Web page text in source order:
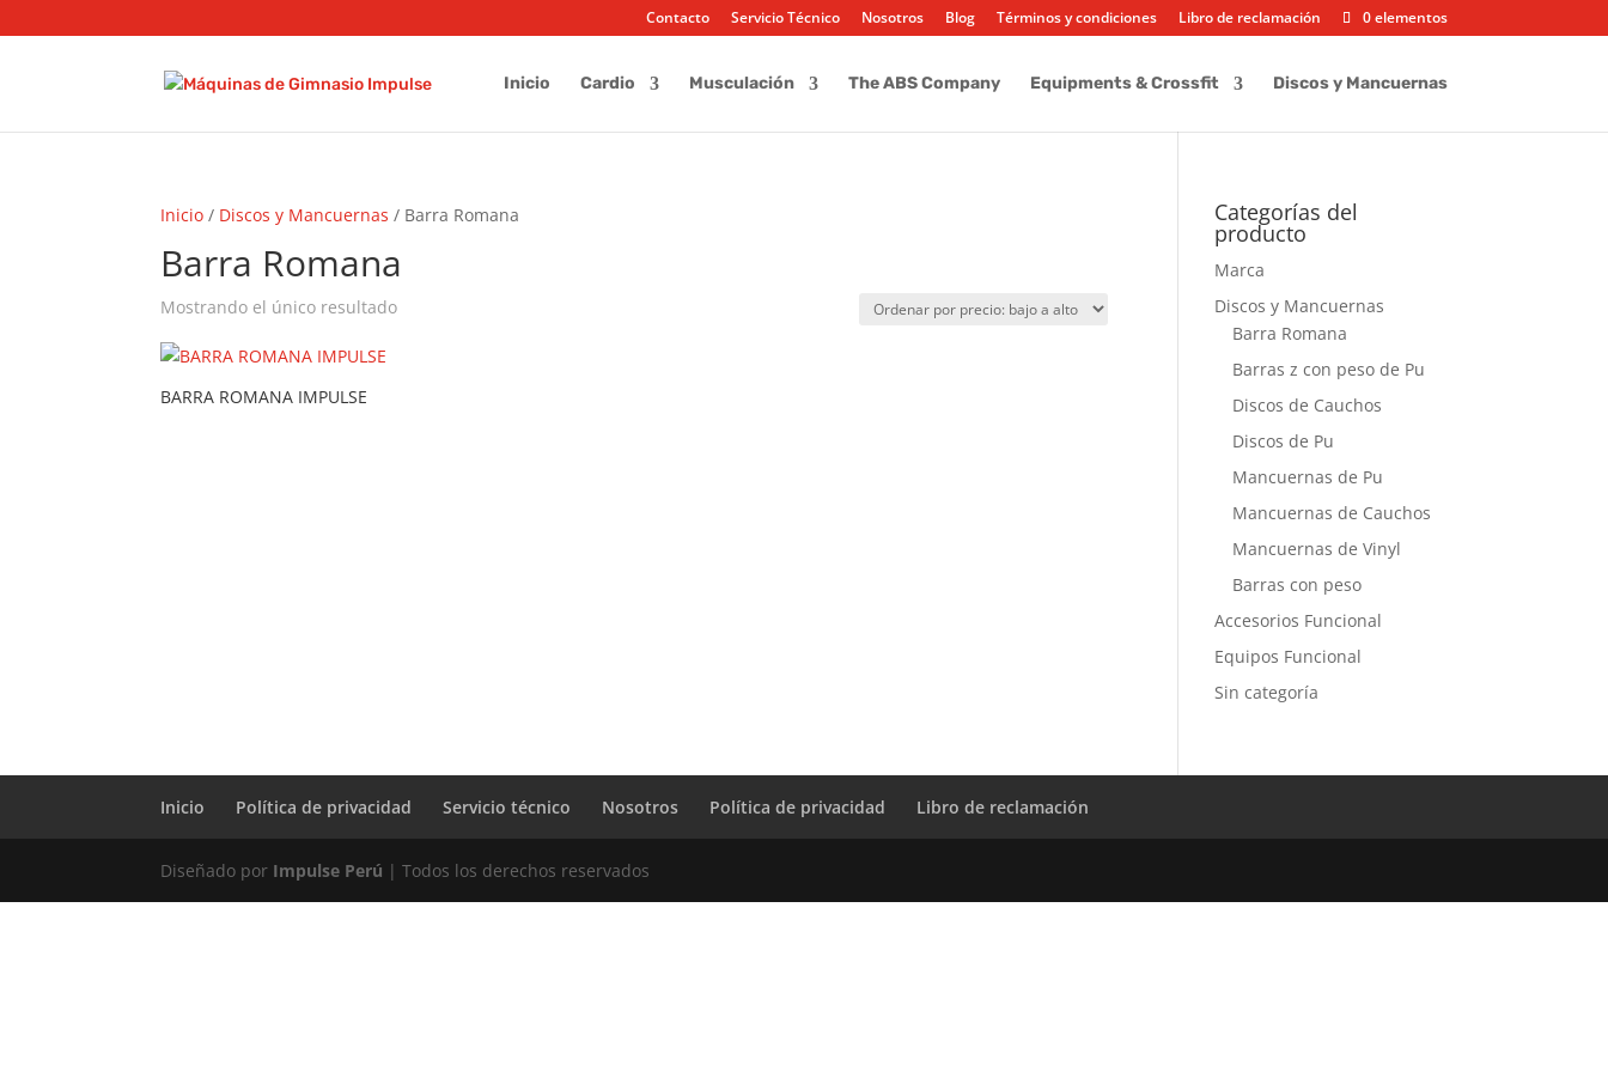
Contacto Servicio Técnico Nosotros Blog Términos y condiciones Libro de reclamación 0 elementos
Inicio Cardio Musculación The ABS Company Equipments & Crossfit Discos y Mancuernas
Inicio / Discos y Mancuernas / Barra Romana
Barra Romana
Mostrando el único resultado
BARRA ROMANA IMPULSE
Categorías del
producto
Marca
Discos y Mancuernas
Barra Romana
Barras z con peso de Pu
Discos de Cauchos
Discos de Pu
Mancuernas de Pu
Mancuernas de Cauchos
Mancuernas de Vinyl
Barras con peso
Accesorios Funcional
Equipos Funcional
Sin categoría
Inicio Política de privacidad Servicio técnico Nosotros Política de privacidad Libro de reclamación
Diseñado por Impulse Perú | Todos los derechos reservados